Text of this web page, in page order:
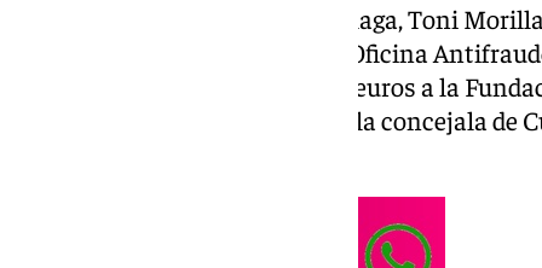
La portavoz adjunta de Con Málaga, Toni
Pleno de febrero con llevar a la Oficina
Ayuntamiento de casi 100.000 euros a la
de en la que está en excedencia la concejala